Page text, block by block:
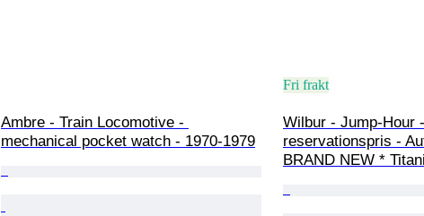
Ambre - Train Locomotive -
mechanical pocket watch - 1970-1979
Fri frakt
Wilbur - Jump-Hour
reservationspris -
BRAND NEW *